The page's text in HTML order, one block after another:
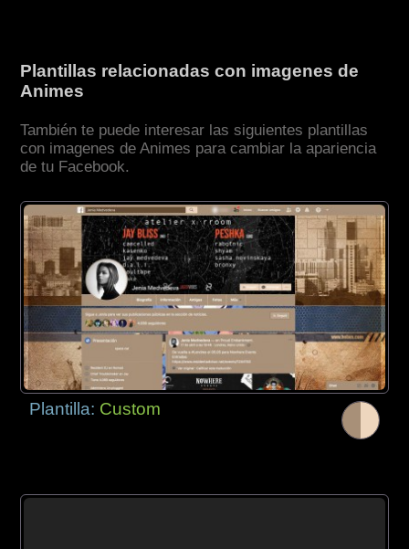
Plantillas relacionadas con imagenes de
Animes
También te puede interesar las siguientes plantillas
con imagenes de Animes para cambiar la apariencia
de tu Facebook.
Plantilla: Custom